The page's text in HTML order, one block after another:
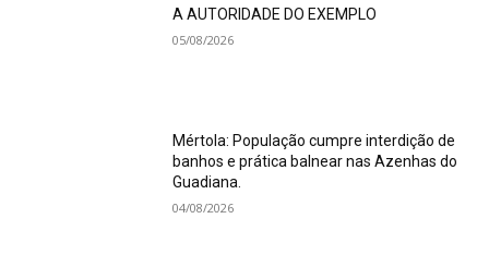
A AUTORIDADE DO EXEMPLO
05/08/2026
Mértola: População cumpre interdição de
banhos e prática balnear nas Azenhas do
Guadiana.
04/08/2026